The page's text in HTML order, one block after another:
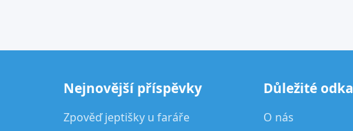
Nejnovější příspěvky
Zpověď jeptišky u faráře
Důležité
O nás